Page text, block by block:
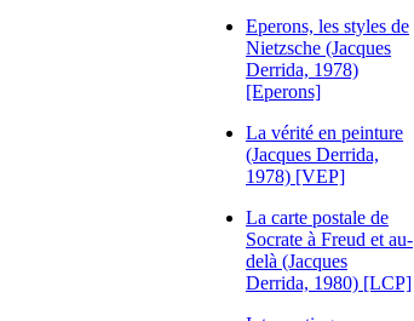
Eperons, les styles de
Nietzsche (Jacques
Derrida, 1978)
[Eperons]
La vérité en peinture
(Jacques Derrida,
1978) [VEP]
La carte postale de
Socrate à Freud et au-
delà (Jacques
Derrida, 1980) [LCP]